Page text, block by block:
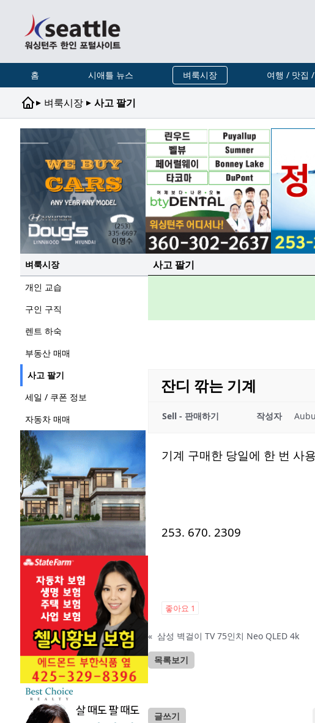
홈 시애틀 뉴스 벼룩시장 여행 / 맛집
▸ 벼룩시장 ▸ 사고 팔기
벼룩시장
개인 교습
구인 구직
렌트 하숙
부동산 매매
사고 팔기
세일 / 쿠폰 정보
자동차 매매
사고 팔기
잔디 깎는 기계
Sell - 판매하기 작성자
기계 구매한 당일에 한 번 사
253. 670. 2309
좋아요 1
« 삼성 벽걸이 TV 75인치 Neo QLED 4k
목록보기
글쓰기